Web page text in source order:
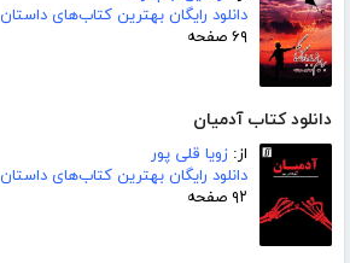
دانلود رایگان بهترین کتاب‌های داستان
۶۹ صفحه
دانلود کتاب آدمیان
از: زویا قلی پور
دانلود رایگان بهترین کتاب‌های داستان
۹۲ صفحه